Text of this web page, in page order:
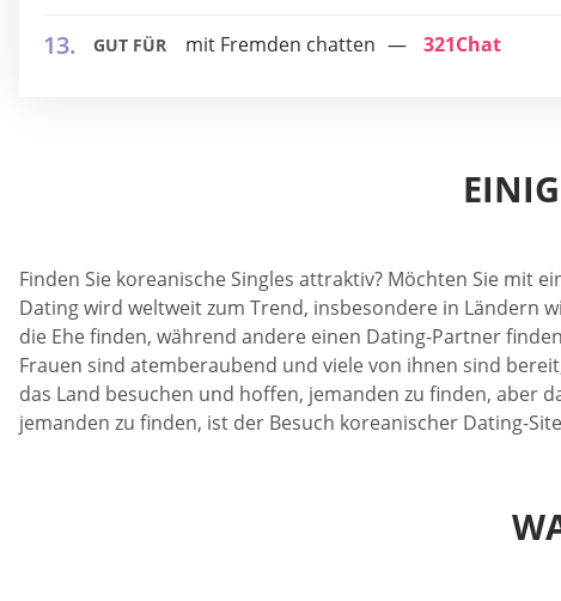
GUT FÜR mit Fremden chatten 321Chat
Finden Sie koreanische Singles attraktiv? Möchten Sie mit
Dating wird weltweit zum Trend, insbesondere in Ländern
die Ehe finden, während andere einen Dating-Partner
Frauen sind atemberaubend und viele von ihnen sind
das Land besuchen und hoffen, jemanden zu finden, aber
jemanden zu finden, ist der Besuch koreanischer Dating-